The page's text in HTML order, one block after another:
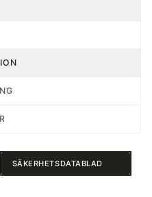
SÄKERHETSDATABLAD